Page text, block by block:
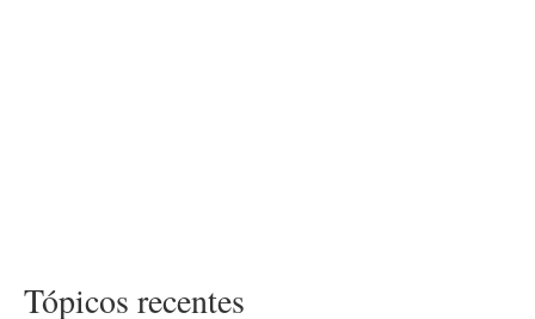
Tópicos recentes